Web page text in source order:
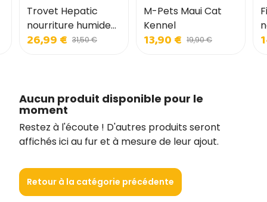
Trovet Hepatic
nourriture humide
pour chiens
26,99 € 31,50 €
M-Pets Maui Cat
Kennel
13,90 € 19,90 €
Aucun produit disponible pour le
moment
Restez à l'écoute ! D'autres produits seront
affichés ici au fur et à mesure de leur ajout.
Retour à la catégorie précédente